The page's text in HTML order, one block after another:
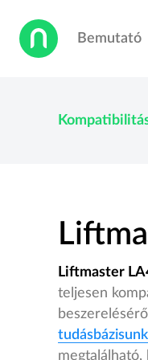
Bemutató
Liftmaster
teljesen
megtalálható,